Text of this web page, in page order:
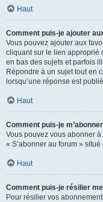
Haut
Comment puis-je ajouter
Vous pouvez ajouter aux
cliquant sur le lien approprié
en bas des sujets et parfois
Répondre à un sujet tout en
lorsqu’une réponse est
Haut
Comment puis-je
Vous pouvez vous abonner
« S’abonner au forum »
Haut
Comment puis-je résilier
Pour résilier vos